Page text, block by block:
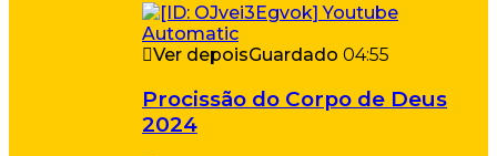
Ver depoisGuardado 04:55
Procissão do Corpo de Deus
2024